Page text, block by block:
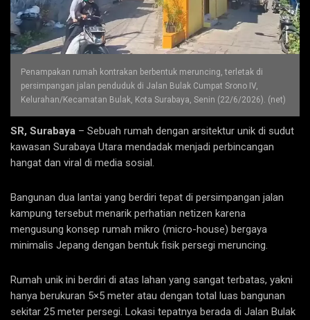
Penampakan rumah kontrakan berbentuk meruncing, terletak di
persimpangan jalan penduduk di Jalan Bulak Cumpat Srono IV,
Kelurahan/Kecamatan Bulak, Kota Surabaya, Senin (22/6/2026). (net)
SR, Surabaya – Sebuah rumah dengan arsitektur unik di sudut
kawasan Surabaya Utara mendadak menjadi perbincangan
hangat dan viral di media sosial.
Bangunan dua lantai yang berdiri tepat di persimpangan jalan
kampung tersebut menarik perhatian netizen karena
mengusung konsep rumah mikro (micro-house) bergaya
minimalis Jepang dengan bentuk fisik persegi meruncing.
Rumah unik ini berdiri di atas lahan yang sangat terbatas, yakni
hanya berukuran 5×5 meter atau dengan total luas bangunan
sekitar 25 meter persegi. Lokasi tepatnya berada di Jalan Bulak